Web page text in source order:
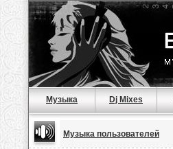
Музыка Dj Mixes
Музыка пользователей